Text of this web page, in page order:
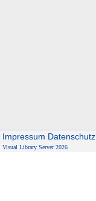
Impressum Datenschutz
Visual Library Server 2026